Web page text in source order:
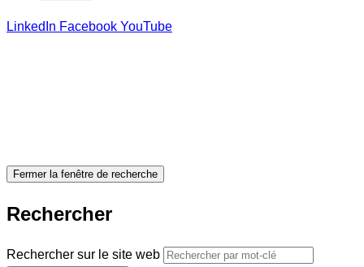
LinkedIn Facebook YouTube
Fermer la fenêtre de recherche
Rechercher
Rechercher sur le site web